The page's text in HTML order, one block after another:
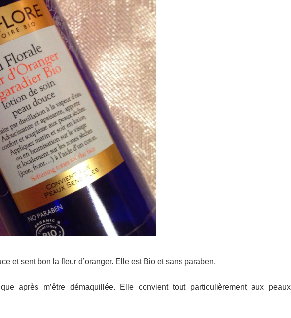
et sent bon la fleur d’oranger. Elle est Bio et sans paraben.
après m’être démaquillée. Elle convient tout particulièrement aux peaux